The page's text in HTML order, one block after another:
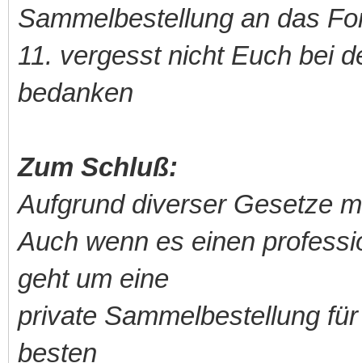
Sammelbestellung an das
11. vergesst nicht Euch bei
bedanken
Zum Schluß:
Aufgrund diverser Gesetze
Auch wenn es einen
geht um eine
private Sammelbestellung
besten